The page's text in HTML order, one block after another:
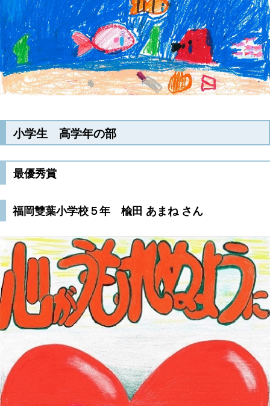
小学生 高学年の部
最優秀賞
福岡雙葉小学校５年 楡田 あまね さん